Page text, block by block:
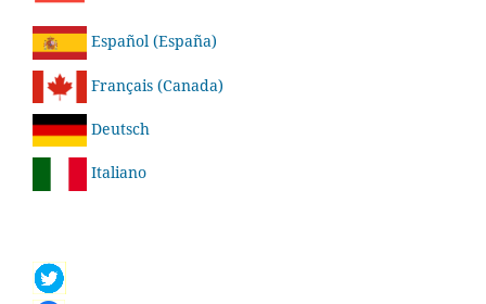
Español (España)
Français (Canada)
Deutsch
Italiano